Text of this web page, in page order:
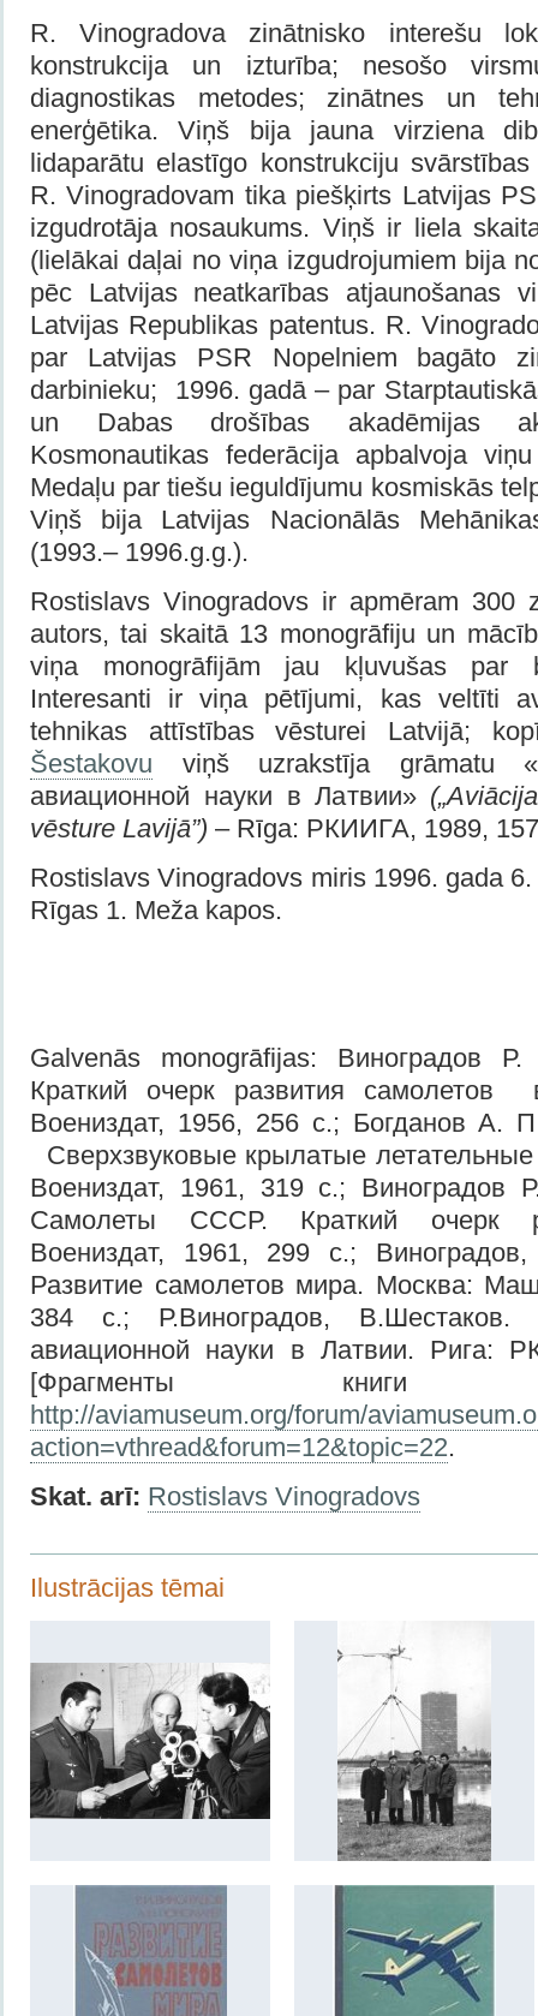
R. Vinogradova zinātnisko interešu
konstrukcija un izturība; nesošo
diagnostikas metodes; zinātnes un
enerģētika. Viņš bija jauna virziena
lidaparātu elastīgo konstrukciju
R. Vinogradovam tika piešķirts Latvijas
izgudrotāja nosaukums. Viņš ir liela
(lielākai daļai no viņa izgudrojumiem bija
pēc Latvijas neatkarības atjaunošanas
Latvijas Republikas patentus. R.
par Latvijas PSR Nopelniem bagāto
darbinieku; 1996. gadā – par
un Dabas drošības akadēmijas
Kosmonautikas federācija apbalvoja
Medaļu par tiešu ieguldījumu kosmiskās
Viņš bija Latvijas Nacionālās
(1993.– 1996.g.g.).
Rostislavs Vinogradovs ir apmēram 300
autors, tai skaitā 13 monogrāfiju un
viņa monogrāfijām jau kļuvušas par
Interesanti ir viņa pētījumi, kas veltīti
tehnikas attīstības vēsturei Latvijā;
Šestakovu viņš uzrakstīja grāmatu
авиационной науки в Латвии»
vēsture Lavijā”) – Rīga: РКИИГА, 1989,
Rostislavs Vinogradovs miris 1996. gada
Rīgas 1. Meža kapos.
Galvenās monogrāfijas:
Краткий очерк развития
Воениздат, 1956, 256 с.; Богданов А.
Сверхзвуковые крылатые
Воениздат, 1961, 319 с.;
Самолеты СССР. Краткий очерк
Воениздат, 1961, 299 с.;
Развитие самолетов мира. Москва:
384 с.; Р.Виноградов, В.Шестаков.
авиационной науки в Латвии. Рига:
[Фрагменты книги
http://aviamuseum.org/forum/
action=vthread&forum=12&topic=22.
Skat. arī: Rostislavs Vinogradovs
Ilustrācijas tēmai